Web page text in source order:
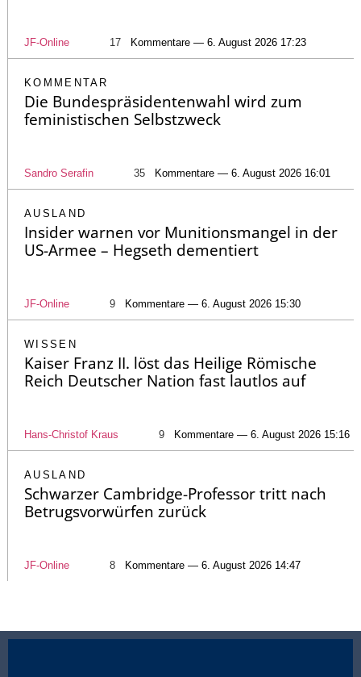
JF-Online 17 Kommentare — 6. August 2026 17:23
KOMMENTAR
Die Bundespräsidentenwahl wird zum
feministischen Selbstzweck
Sandro Serafin 35 Kommentare — 6. August 2026 16:01
AUSLAND
Insider warnen vor Munitionsmangel in der
US-Armee – Hegseth dementiert
JF-Online 9 Kommentare — 6. August 2026 15:30
WISSEN
Kaiser Franz II. löst das Heilige Römische
Reich Deutscher Nation fast lautlos auf
Hans-Christof Kraus 9 Kommentare — 6. August 2026 15:16
AUSLAND
Schwarzer Cambridge-Professor tritt nach
Betrugsvorwürfen zurück
JF-Online 8 Kommentare — 6. August 2026 14:47